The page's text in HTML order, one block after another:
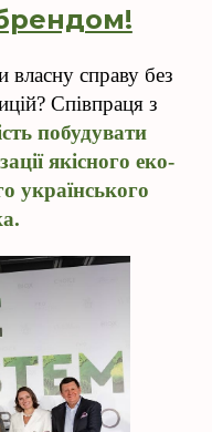
власну справу без
Співпраця з
побудувати
якісного еко-
українського